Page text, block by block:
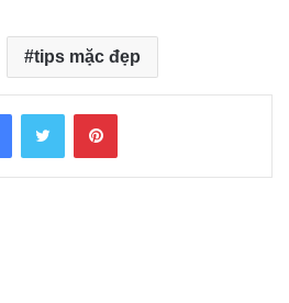
tips mặc đẹp
FacebookTwitter Pinterest